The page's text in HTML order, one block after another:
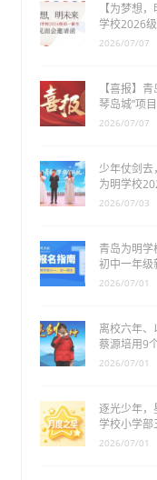
【为梦想
学校2026
2026/07/07
【喜报】
琴岛城”项
2026/07/07
少年仗剑
为明学校
2026/07/03
青岛为明学
初中一年级
2026/07/01
离校六年、
蔡源培用9
2026/07/01
逐光少年
学校小学部
2026/07/01